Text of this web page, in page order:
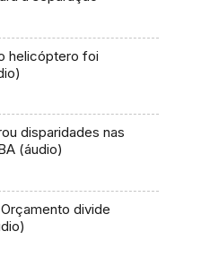
helicóptero foi
disparidades nas
(áudio)
divide